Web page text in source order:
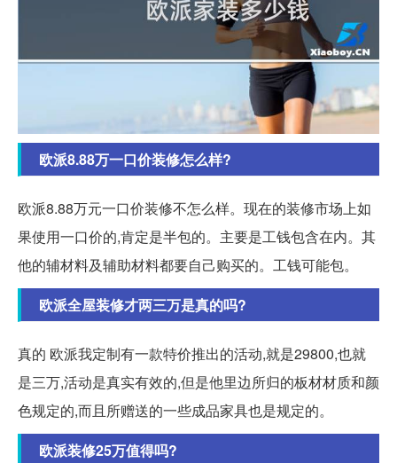
欧派8.88万一口价装修怎么样?
欧派8.88万元一口价装修不怎么样。现在的装修市场上如
果使用一口价的,肯定是半包的。主要是工钱包含在内。其
他的辅材料及辅助材料都要自己购买的。工钱可能包。
欧派全屋装修才两三万是真的吗?
真的 欧派我定制有一款特价推出的活动,就是29800,也就
是三万,活动是真实有效的,但是他里边所归的板材材质和颜
色规定的,而且所赠送的一些成品家具也是规定的。
欧派装修25万值得吗?